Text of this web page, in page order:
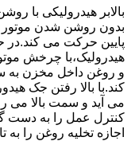
بالابر هیدرولیکی با
بدون روشن شدن
پایین حرکت می کند.در
هیدرولیک،با چرخش
و روغن داخل مخزن به
کند.با بالا رفتن جک
می آید و سمت بالا می
کنترل عمل را به دست
اجازه تخلیه روغن را به